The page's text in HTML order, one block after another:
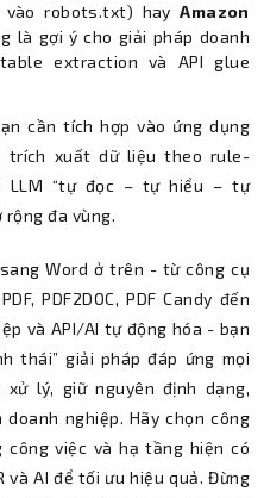
vào robots.txt) hayAmazon
là gợi ý cho giải pháp doanh
extraction và API glue
cần tích hợp vào ứng dụng
trích xuất dữ liệu theo rule-
LLM “tự đọc – tự hiểu – tự
rộng đa vùng.
Word ở trên - từ công cụ
PDF2DOC, PDF Candy đến
và API/AI tự động hóa - bạn
thái” giải pháp đáp ứng mọi
lý, giữ nguyên định dạng,
nghiệp. Hãy chọn công
việc và hạ tầng hiện có
và AI để tối ưu hiệu quả. Đừng